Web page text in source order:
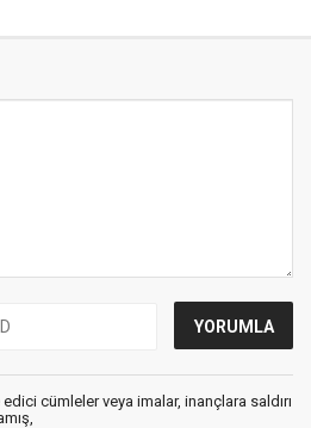
cümleler veya imalar, inançlara saldırı